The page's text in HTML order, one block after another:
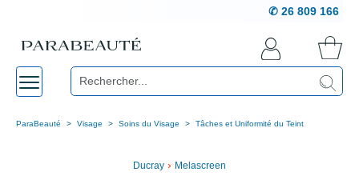
✆ 26 809 166
ParaBeauté Visage Soins du Visage Tâches et Uniformité du Teint
Ducray › Melascreen